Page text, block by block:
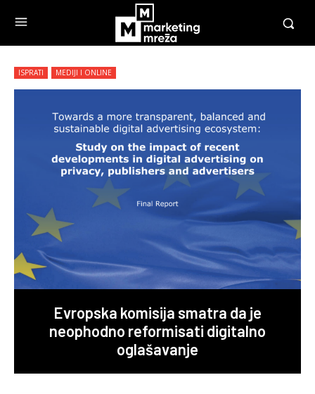
ISPRATI MEDIJI I ONLINE
Evropska komisija smatra da je
neophodno reformisati digitalno
oglašavanje